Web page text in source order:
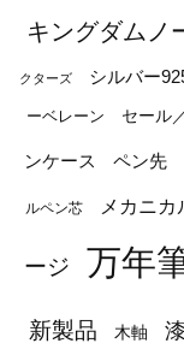
キングダムノ
クターズ シルバー
ーベレーン セール
ンケース ペン先
ルペン芯 メカニ
ージ 万年
新製品 木軸